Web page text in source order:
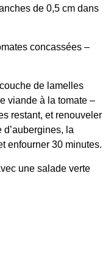
de 0,5 cm dans
concassées –
de lamelles
viande à la tomate –
restant, et renouveler
d’aubergines, la
enfourner 30 minutes.
une salade verte